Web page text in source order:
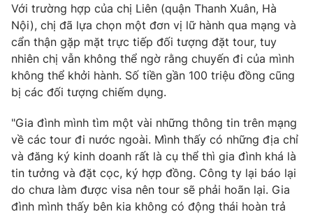
Theo dõi báo trên
Cơ quan chủ quản:Đài Truyền hình Việt Nam
Cơ quan báo chí:Thời báo VTV
Giấy phép hoạt động báo in và báo điện tử số 483/GP-BTTTT
cấp ngày 29/12/2023
Tổng Biên tập: Vũ Thanh Thủy
Phó Tổng Biên tập: Nguyễn Thị Mỹ Hạnh, Phạm Quốc Thắng,
Nguyễn Trọng Ninh
Tổng đài VTV:024.38 355 931 - 024.38 355 932
Với trường hợp của chị Liên (quận Thanh Xuân, Hà
Nội), chị đã lựa chọn một đơn vị lữ hành qua mạng và
cẩn thận gặp mặt trực tiếp đối tượng đặt tour, tuy
nhiên chị vẫn không thể ngờ rằng chuyến đi của mình
không thể khởi hành. Số tiền gần 100 triệu đồng cũng
bị các đối tượng chiếm dụng.
"Gia đình mình tìm một vài những thông tin trên mạng
về các tour đi nước ngoài. Mình thấy có những địa chỉ
và đăng ký kinh doanh rất là cụ thể thì gia đình khá là
tin tưởng và đặt cọc, ký hợp đồng. Công ty lại báo lại
do chưa làm được visa nên tour sẽ phải hoãn lại. Gia
đình mình thấy bên kia không có động thái hoàn trả